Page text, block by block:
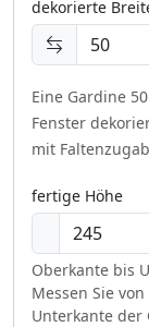
dekorierte
Eine Gardine
Fenster
mit
fertige Höhe
Oberkante bis
Messen Sie
Unterkante der